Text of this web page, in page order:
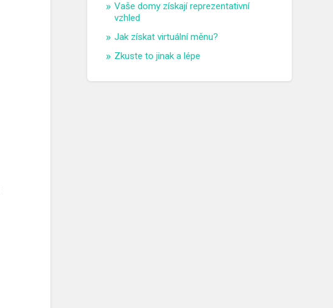
Vaše domy získají reprezentativní
vzhled
Jak získat virtuální měnu?
Zkuste to jinak a lépe